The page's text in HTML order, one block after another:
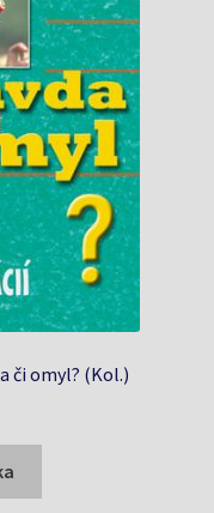
či omyl? (Kol.)
Aktuálna
cena
je:
5,50 €.